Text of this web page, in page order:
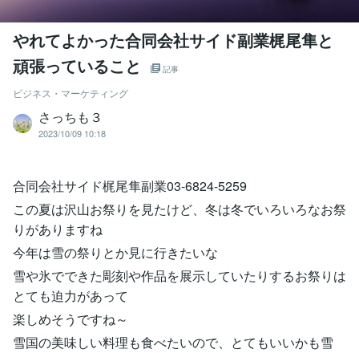
やれてよかった合同会社サイド副業梶尾隼と
頑張っていること
記事
ビジネス・マーケティング
さっちも３
2023/10/09 10:18
合同会社サイド梶尾隼副業03-6824-5259
この夏は沢山お祭りを見たけど、冬は冬でいろいろなお祭
りがありますね
今年は雪の祭りとか見に行きたいな
雪や氷でできた彫刻や作品を展示していたりするお祭りは
とても迫力があって
楽しめそうですね～
雪国の美味しい料理も食べたいので、とてもいいかも雪